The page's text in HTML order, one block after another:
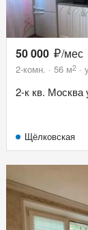
50 000 /мес
2-комн. 56 м2
2-к кв. Москва
Щёлковская